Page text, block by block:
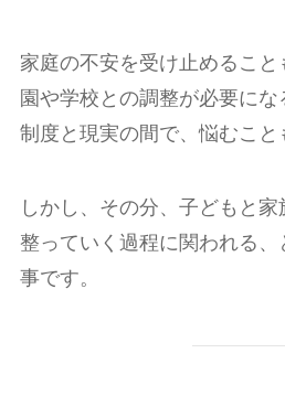
家庭の不安を受け止めること
園や学校との調整が必要にな
制度と現実の間で、悩むこと
しかし、その分、子どもと
整っていく過程に関われる
事です。